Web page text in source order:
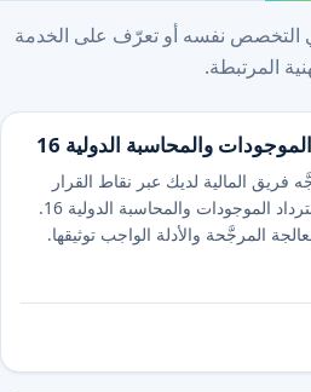
التخصص نفسه أو تعرّف على الخدمة
المرتبطة.
فريق المالية لديك عبر نقاط القرار
الرئيسية لـ IAS 37 الالتزام باسترداد الموجودات والمحاسبة الدولية 16.
المرجَّحة والأدلة الواجب توثيقها.